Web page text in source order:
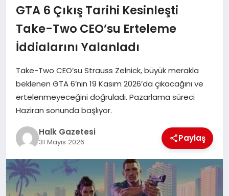
EKONOMI
MAGAZIN
SAĞLIK
SIYASET
GTA 6 Çıkış Tarihi Kesinleşti
Take-Two CEO’su Erteleme
İddialarını Yalanladı
Take-Two CEO’su Strauss Zelnick, büyük merakla
beklenen GTA 6’nın 19 Kasım 2026’da çıkacağını ve
ertelenmeyeceğini doğruladı. Pazarlama süreci
Haziran sonunda başlıyor.
Halk Gazetesi
31 Mayıs 2026 Paylaş